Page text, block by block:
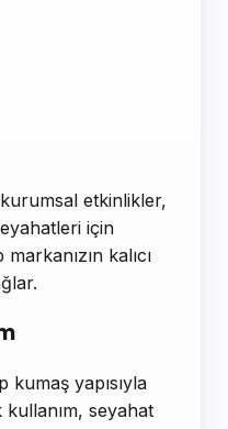
etkinlikler,
için
kalıcı
kumaş yapısıyla
seyahat